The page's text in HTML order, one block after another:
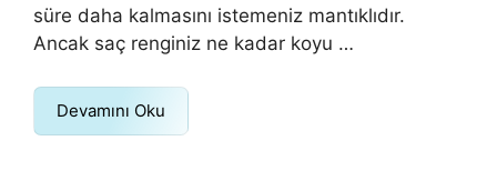
süre daha kalmasını istemeniz mantıklıdır.
Ancak saç renginiz ne kadar koyu …
Devamını Oku